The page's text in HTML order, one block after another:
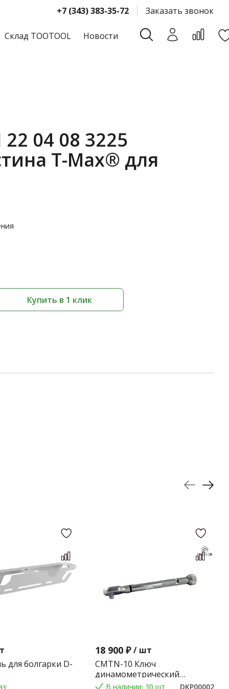
+7 (343) 383-35-72 Заказать звонок
Склад TOOTOOL Новости
22 04 08 3225
T-Max® для
Купить в 1 клик
для болгарки D-
18 900 ₽ / шт
CMTN-10 Ключ
динамометрический
предельного типа 2-10 Nm.
В наличии: 30 шт
DKP00002